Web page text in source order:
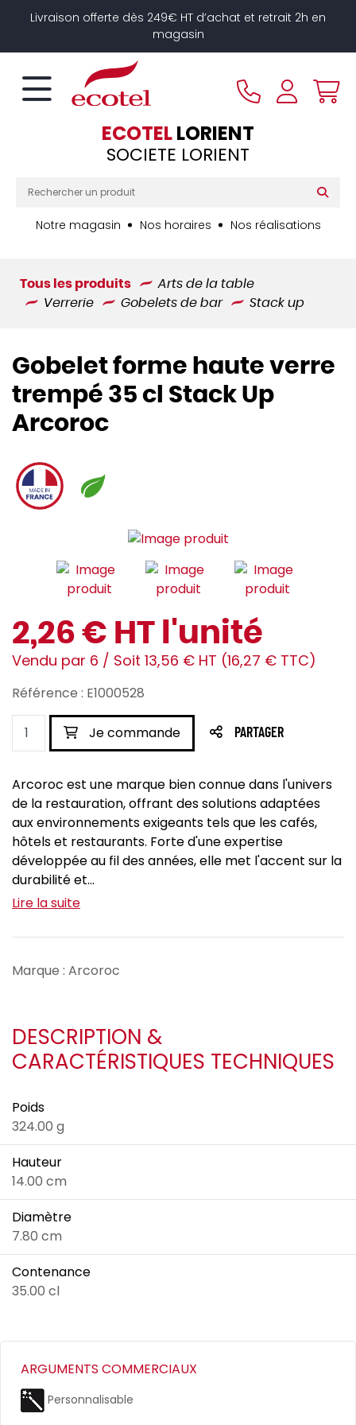
Livraison offerte dès 249€ HT d’achat et retrait 2h en
magasin
ECOTELLORIENT
SOCIETE LORIENT
Notre magasin Nos horaires Nos réalisations
Tous les produits
Arts de la table
Verrerie
Gobelets de bar Stack up
Gobelet forme haute verre
trempé 35 cl Stack Up
Arcoroc
2,26 € HT l'unité
Vendu par 6 / Soit 13,56 € HT (16,27 € TTC)
Référence : E1000528
Je commande PARTAGER
Arcoroc est une marque bien connue dans l'univers
de la restauration, offrant des solutions adaptées
aux environnements exigeants tels que les cafés,
hôtels et restaurants. Forte d'une expertise
développée au fil des années, elle met l'accent sur la
durabilité et...
Lire la suite
Marque : Arcoroc
DESCRIPTION &
CARACTÉRISTIQUES TECHNIQUES
Poids
324.00 g
Hauteur
14.00 cm
Diamètre
7.80 cm
Contenance
35.00 cl
ARGUMENTS COMMERCIAUX
Personnalisable
Panneau de gestion des cookies